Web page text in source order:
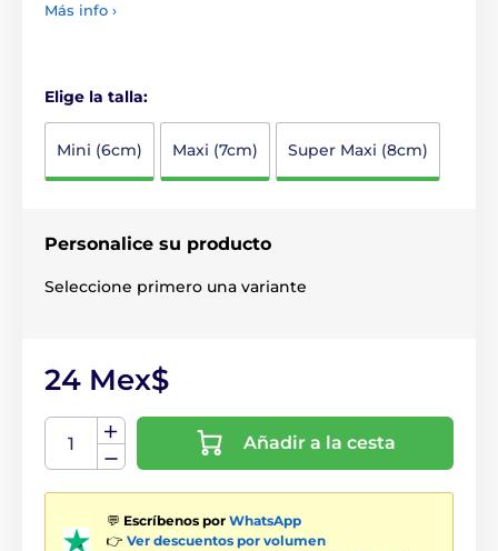
Más info ›
Elige la talla:
Mini (6cm) Maxi (7cm) Super Maxi (8cm)
Personalice su producto
Seleccione primero una variante
24 Mex$
Añadir a la cesta
💬 Escríbenos por WhatsApp
👉 Ver descuentos por volumen